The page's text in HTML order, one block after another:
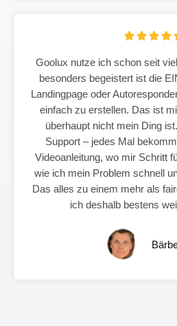
   
Goolux nutze ich schon seit
besonders begeistert ist die
Landingpage oder
einfach zu erstellen. Das ist
überhaupt nicht mein Ding
Support – jedes Mal
Videoanleitung, wo mir Schritt
wie ich mein Problem schnell
Das alles zu einem mehr als
ich deshalb bestens